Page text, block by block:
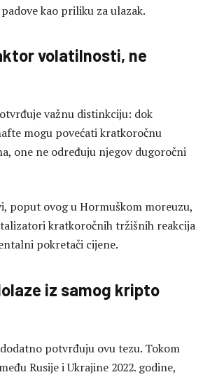
kao priliku za ulazak.
volatilnosti, ne
važnu distinkciju: dok
mogu povećati kratkoročnu
one ne određuju njegov dugoročni
poput ovog u Hormuškom moreuzu,
kratkoročnih tržišnih reakcija
pokretači cijene.
iz samog kripto
potvrđuju ovu tezu. Tokom
Rusije i Ukrajine 2022. godine,